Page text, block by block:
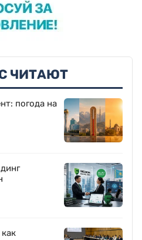
ЧИТАЮТ
погода на